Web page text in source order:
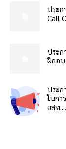
ประก
Call
ประก
ฝึกอบ
ประก
ในกา
ยสท....